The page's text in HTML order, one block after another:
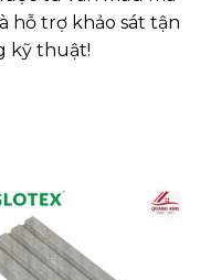
hỗ trợ khảo sát tận
kỹ thuật!